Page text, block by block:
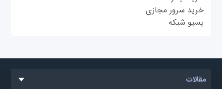
خرید سرور مجازی
پسیو شبکه
مقالات